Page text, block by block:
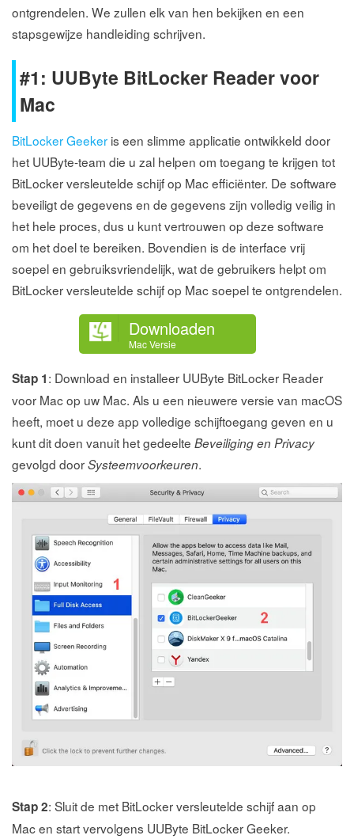
ontgrendelen. We zullen elk van hen bekijken en een
stapsgewijze handleiding schrijven.
#1: UUByte BitLocker Reader voor
Mac
BitLocker Geeker is een slimme applicatie ontwikkeld door
het UUByte-team die u zal helpen om toegang te krijgen tot
BitLocker versleutelde schijf op Mac efficiënter. De software
beveiligt de gegevens en de gegevens zijn volledig veilig in
het hele proces, dus u kunt vertrouwen op deze software
om het doel te bereiken. Bovendien is de interface vrij
soepel en gebruiksvriendelijk, wat de gebruikers helpt om
BitLocker versleutelde schijf op Mac soepel te ontgrendelen.
Downloaden
Mac Versie
Stap 1: Download en installeer UUByte BitLocker Reader
voor Mac op uw Mac. Als u een nieuwere versie van macOS
heeft, moet u deze app volledige schijftoegang geven en u
kunt dit doen vanuit het gedeelte Beveiliging en Privacy
gevolgd doorSysteemvoorkeuren.
Stap 2: Sluit de met BitLocker versleutelde schijf aan op
Mac en start vervolgens UUByte BitLocker Geeker.